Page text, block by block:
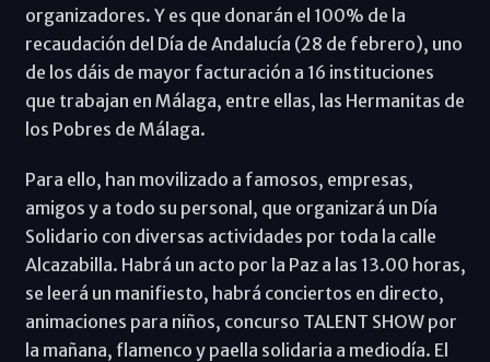
organizadores. Y es que donarán el 100% de la
recaudación del Día de Andalucía (28 de febrero), uno
de los dáis de mayor facturación a 16 instituciones
que trabajan en Málaga, entre ellas, las Hermanitas de
los Pobres de Málaga.
Para ello, han movilizado a famosos, empresas,
amigos y a todo su personal, que organizará un Día
Solidario con diversas actividades por toda la calle
Alcazabilla. Habrá un acto por la Paz a las 13.00 horas,
se leerá un manifiesto, habrá conciertos en directo,
animaciones para niños, concurso TALENT SHOW por
la mañana, flamenco y paella solidaria a mediodía. El